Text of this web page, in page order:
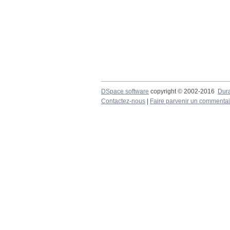
DSpace software copyright © 2002-2016
Contactez-nous
Faire parvenir un